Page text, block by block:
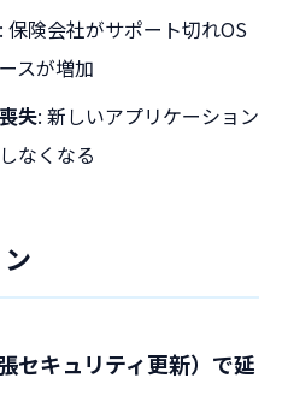
: 保険会社がサポート切れOS
スが増加
失: 新しいアプリケーション
なくなる
セキュリティ更新）で延